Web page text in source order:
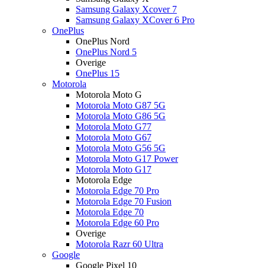
Samsung Galaxy Xcover 7
Samsung Galaxy XCover 6 Pro
OnePlus
OnePlus Nord
OnePlus Nord 5
Overige
OnePlus 15
Motorola
Motorola Moto G
Motorola Moto G87 5G
Motorola Moto G86 5G
Motorola Moto G77
Motorola Moto G67
Motorola Moto G56 5G
Motorola Moto G17 Power
Motorola Moto G17
Motorola Edge
Motorola Edge 70 Pro
Motorola Edge 70 Fusion
Motorola Edge 70
Motorola Edge 60 Pro
Overige
Motorola Razr 60 Ultra
Google
Google Pixel 10